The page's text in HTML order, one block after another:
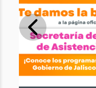
Previous